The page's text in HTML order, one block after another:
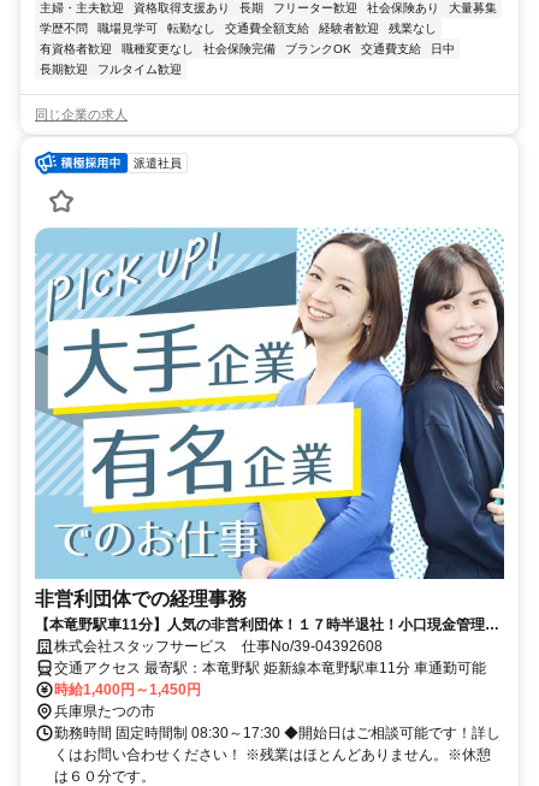
主婦・主夫歓迎 資格取得支援あり 長期 フリーター歓迎 社会保険あり
大量募集
学歴不問
職場見学可 転勤なし 交通費全額支給 経験者歓迎
残業なし
有資格者歓迎
職種変更なし 社会保険完備 ブランクOK 交通費支給
日中
長期歓迎
フルタイム歓迎
同じ企業の求人
派遣社員
非営利団体での経理事務
【本竜野駅車11分】人気の非営利団体！１７時半退社！小口現金管理な
ど！ 直接雇用実績あり！
株式会社スタッフサービス 仕事No/39-04392608
交通アクセス 最寄駅：本竜野駅 姫新線本竜野駅車11分 車通勤可能
時給1,400円～1,450円
兵庫県たつの市
勤務時間 固定時間制 08:30～17:30 ◆開始日はご相談可能です！詳し
くはお問い合わせください！ ※残業はほとんどありません。※休憩
は６０分です。